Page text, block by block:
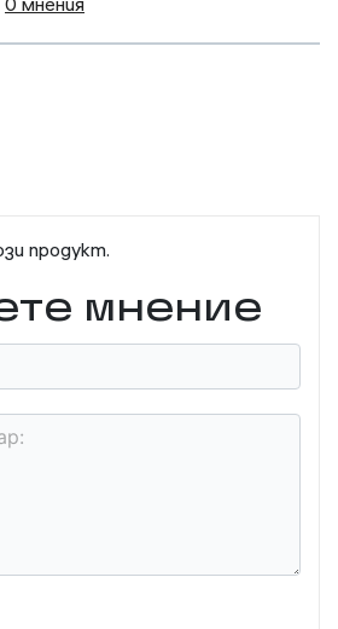
продукт.
мнение